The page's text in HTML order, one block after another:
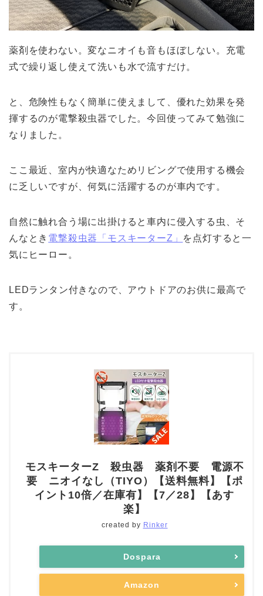
薬剤を使わない。変なニオイも音もほぼしない。充電
式で繰り返し使えて洗いも水で流すだけ。
と、危険性もなく簡単に使えまして、優れた効果を発
揮するのが電撃殺虫器でした。今回使ってみて勉強に
なりました。
ここ最近、室内が快適なためリビングで使用する機会
に乏しいですが、何気に活躍するのが車内です。
自然に触れ合う場に出掛けると車内に侵入する虫、そ
んなとき 電撃殺虫器「モスキーターZ」 を点灯すると一
気にヒーロー。
LEDランタン付きなので、アウトドアのお供に最高で
す。
モスキーターZ 殺虫器 薬剤不要 電源不
要 ニオイなし（TIYO）【送料無料】【ポ
イント10倍／在庫有】【7／28】【あす
楽】
created by Rinker
Dospara
Amazon